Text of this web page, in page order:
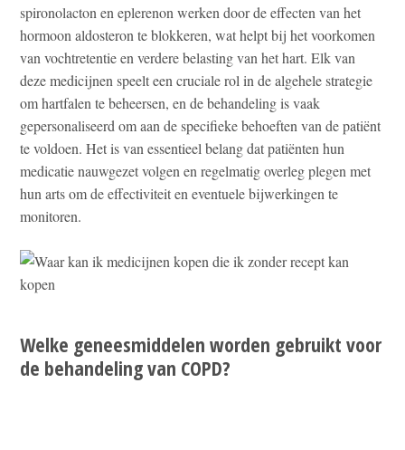
spironolacton en eplerenon werken door de effecten van het
hormoon aldosteron te blokkeren, wat helpt bij het voorkomen
van vochtretentie en verdere belasting van het hart. Elk van
deze medicijnen speelt een cruciale rol in de algehele strategie
om hartfalen te beheersen, en de behandeling is vaak
gepersonaliseerd om aan de specifieke behoeften van de patiënt
te voldoen. Het is van essentieel belang dat patiënten hun
medicatie nauwgezet volgen en regelmatig overleg plegen met
hun arts om de effectiviteit en eventuele bijwerkingen te
monitoren.
Welke geneesmiddelen worden gebruikt voor
de behandeling van COPD?